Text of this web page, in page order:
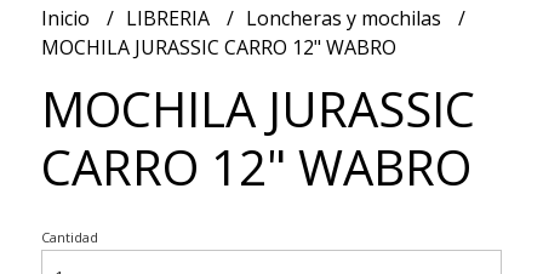
Inicio LIBRERIA
Loncheras y mochilas
MOCHILA JURASSIC CARRO 12" WABRO
MOCHILA JURASSIC
CARRO 12" WABRO
Cantidad